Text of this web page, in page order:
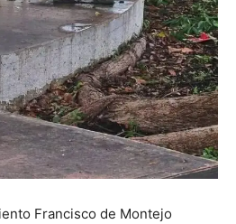
Francisco de Montejo